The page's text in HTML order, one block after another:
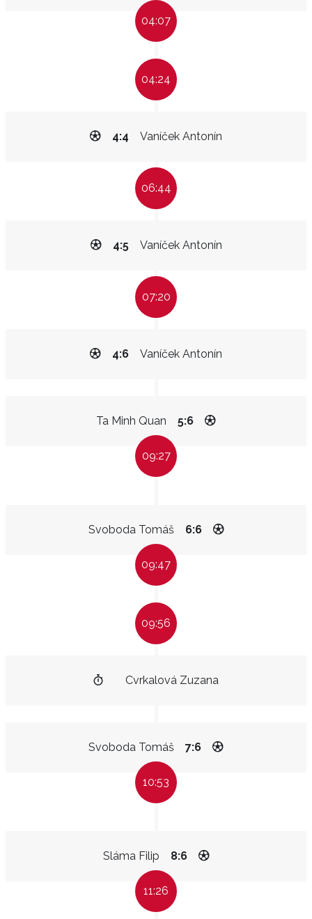
04:07
04:24
Vaníček Antonín
4:4
06:44
Vaníček Antonín
4:5
07:20
Vaníček Antonín
4:6
Ta Minh Quan 5:6
09:27
Svoboda Tomáš 6:6
09:47
09:56
Cvrkalová Zuzana
Svoboda Tomáš 7:6
10:53
Sláma Filip 8:6
11:26